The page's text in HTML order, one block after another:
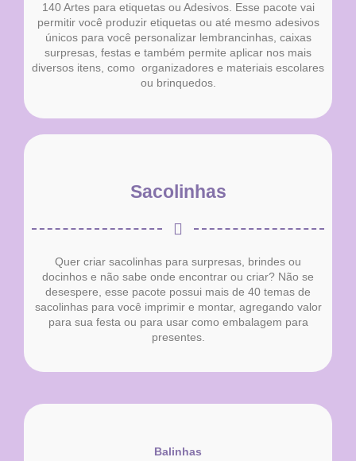
140 Artes para etiquetas ou Adesivos. Esse pacote vai
permitir você produzir etiquetas ou até mesmo adesivos
únicos para você personalizar lembrancinhas, caixas
surpresas, festas e também permite aplicar nos mais
diversos itens, como organizadores e materiais escolares
ou brinquedos.
Sacolinhas
Quer criar sacolinhas para surpresas, brindes ou
docinhos e não sabe onde encontrar ou criar? Não se
desespere, esse pacote possui mais de 40 temas de
sacolinhas para você imprimir e montar, agregando valor
para sua festa ou para usar como embalagem para
presentes.
Balinhas